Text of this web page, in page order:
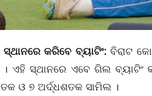
କରିବେ ବ୍ୟାଟିଂ: ବିରାଟ
ଏହି ସ୍ଥାନରେ ଏବେ ଗିଲ
ଓ ୭ ଅର୍ଦ୍ଧଶତକ ସାମିଲ ।